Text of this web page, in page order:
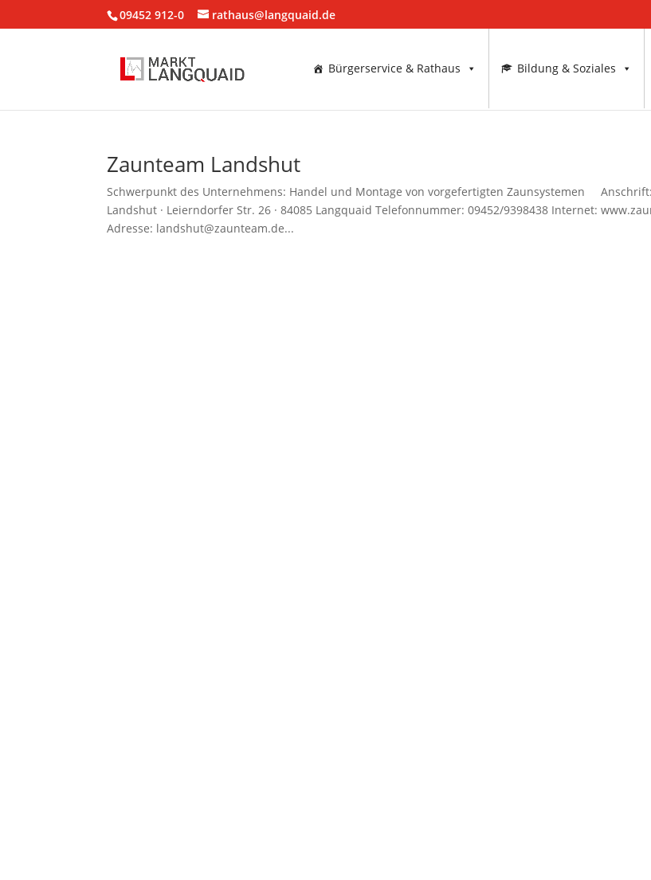
09452 912-0 rathaus@langquaid.de
Bürgerservice & Rathaus Bildung & Soziales
Zaunteam Landshut
Schwerpunkt des Unternehmens: Handel und Montage von vorgefertigten Zaunsystemen
Landshut · Leierndorfer Str. 26 · 84085 Langquaid Telefonnummer: 09452/9398438 Internet:
Adresse: landshut@zaunteam.de...